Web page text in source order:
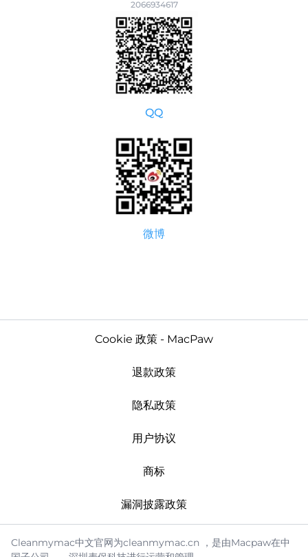
2066934617
QQ
微博
Cookie 政策 - MacPaw
退款政策
隐私政策
用户协议
商标
漏洞披露政策
Cleanmymac中文官网为cleanmymac.cn ，是由Macpaw在中